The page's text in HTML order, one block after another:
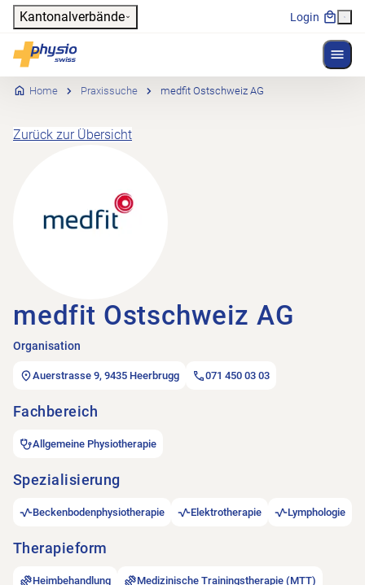
Header
Kantonalverbände Login
Physioswiss
Hauptnavigation
Home Praxissuche medfit Ostschweiz AG
Zurück zur Übersicht
medfit Ostschweiz AG
Organisation
Auerstrasse 9, 9435 Heerbrugg 071 450 03 03
Fachbereich
Allgemeine Physiotherapie
Spezialisierung
Beckenbodenphysiotherapie Elektrotherapie Lymphologie
Therapieform
Heimbehandlung Medizinische Trainingstherapie (MTT)